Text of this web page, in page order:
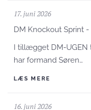
17. juni 2026
DM Knockout Sprint
I tillægget DM-UGEN
har formand Søren…
LÆS MERE
16. juni 2026